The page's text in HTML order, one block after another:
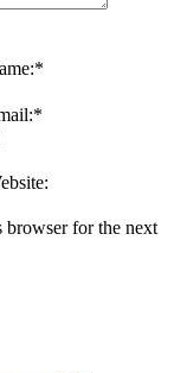
browser for the next